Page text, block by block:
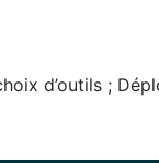
d’outils ;